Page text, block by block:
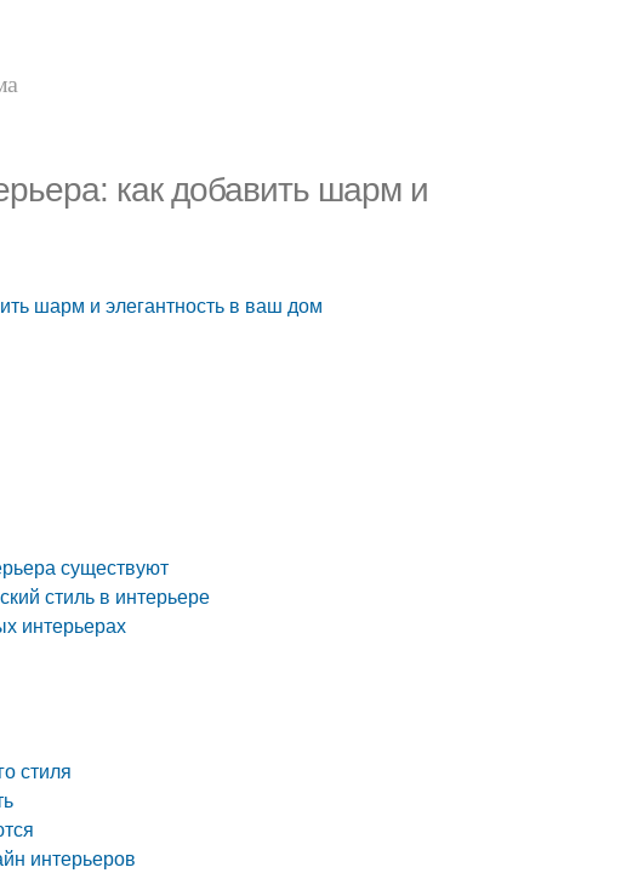
как добавить шарм и
шарм и элегантность в ваш дом
существуют
стиль в интерьере
интерьерах
стиля
интерьеров